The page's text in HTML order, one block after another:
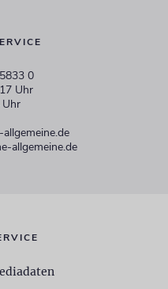
0
Uhr
allgemeine.de